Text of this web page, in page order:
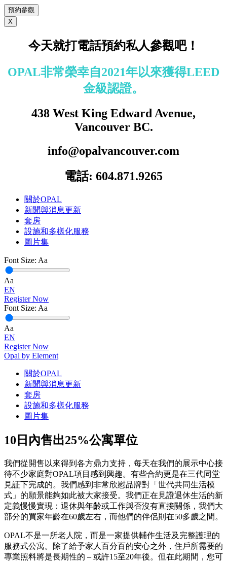
預約參觀
X
今天就打電話預約私人參觀吧！
OPAL非常榮幸自2021年以來獲得LEED
金級認證。
438 West King Edward Avenue,
Vancouver BC.
info@opalvancouver.com
電話: 604.871.9265
關於OPAL
新聞與消息更新
套房
設施和多樣化服務
圖片集
Font Size: Aa
Aa
EN
Register Now
Font Size: Aa
Aa
EN
Register Now
Opal by Element
關於OPAL
新聞與消息更新
套房
設施和多樣化服務
圖片集
10日內售出25%公寓單位
我們從開售以來得到各方鼎力支持，每天在我們的展示中心接
待不少家庭對OPAL項目感到興趣。有些合約更是在三代同堂
見証下完成的。我們感到非常欣慰品牌對「世代共同生活模
式」的願景能夠如此被大家接受。我們正在見證退休生活的新
定義慢慢實現：退休與年齡或工作與否沒有直接關係，我們大
部分的買家年齡在60歲左右，而他們的伴侶則在50多歲之間。
OPAL不是一所老人院，而是一家提供輔作生活及完整護理的
服務式公寓。除了給予家人百分百的安心之外，住戶所需要的
專業照料將是長期性的 – 或許15至20年後。但在此期間，您可